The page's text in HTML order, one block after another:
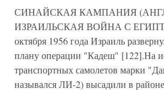
СИНАЙСКАЯ КАМПАНИЯ
ИЗРАИЛЬСКАЯ ВОЙНА С
октября 1956 года Израиль
плану операции "Кадеш" [122].На
транспортных самолетов марки
назывался ЛИ-2) высадили в